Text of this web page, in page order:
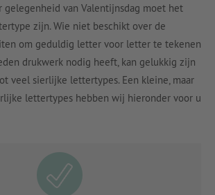
gelegenheid van Valentijnsdag moet het
zijn. Wie niet beschikt over de
om geduldig letter voor letter te tekenen
drukwerk nodig heeft, kan gelukkig zijn
veel sierlijke lettertypes. Een kleine, maar
lettertypes hebben wij hieronder voor u